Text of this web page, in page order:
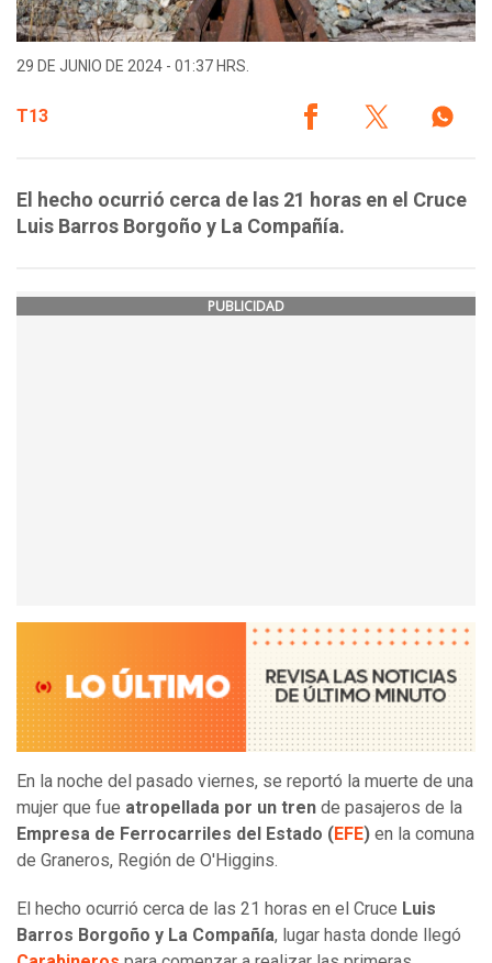
29 DE JUNIO DE 2024 - 01:37 HRS.
T13
El hecho ocurrió cerca de las 21 horas en el Cruce
Luis Barros Borgoño y La Compañía.
PUBLICIDAD
En la noche del pasado viernes, se reportó la muerte de una
mujer que fue atropellada por un tren de pasajeros de la
Empresa de Ferrocarriles del Estado (EFE) en la comuna
de Graneros, Región de O'Higgins.
El hecho ocurrió cerca de las 21 horas en el Cruce Luis
Barros Borgoño y La Compañía, lugar hasta donde llegó